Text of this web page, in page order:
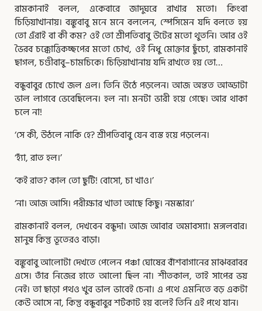
রামকানাই বলল, একেবারে জাদুঘরে রাখার মতো। কিংবা
চিড়িয়াখানায়। বঙ্কুবাবু মনে মনে বললেন, স্পেসিমেন যদি বলতে হয়
তো এঁরাই বা কী কম? ওই তো শ্রীপতিবাবু উটের মতো থুতনি। আর ওই
ভৈরব চক্কোত্তিকচ্ছপের মতো চোখ, ওই নিধু মোক্তার ছুঁচো, রামকানাই
ছাগল, চণ্ডীবাবু–চামচিকে। চিড়িয়াখানায় যদি রাখতে হয় তো…
বন্ধুবাবুর চোখে জল এল। তিনি উঠে পড়লেন। আজ অন্তত আড্ডাটা
ভাল লাগবে ভেবেছিলেন। হল না। মনটা ভারী হয়ে গেছে। আর থাকা
চলে না!
‘সে কী, উঠলে নাকি হে? শ্রীপতিবাবু যেন ব্যস্ত হয়ে পড়লেন।
‘হ্যাঁ, রাত হল।’
‘কই রাত? কাল তো ছুটি! বোসো, চা খাও।’
‘না। আজ আসি। পরীক্ষার খাতা আছে কিছু। নমস্কার।’
রামকানাই বলল, দেখবেন বন্ধুদা। আজ আবার অমাবস্যা। মঙ্গলবার।
মানুষ কিন্তু ভূতেরও বাড়া।
বঙ্কুবাবু আলোটা দেখতে পেলেন পঞ্চা ঘোষের বাঁশবাগানের মাঝবরাবর
এসে। তাঁর নিজের হাতে আলো ছিল না। শীতকাল, তাই সাপের ভয়
নেই। তা ছাড়া পথও খুব ভাল ভাবেই চেনা। এ পথে এমনিতে বড় একটা
কেউ আসে না, কিন্তু বন্ধুবাবুর শর্টকাট হয় বলেই তিনি এই পথে যান।